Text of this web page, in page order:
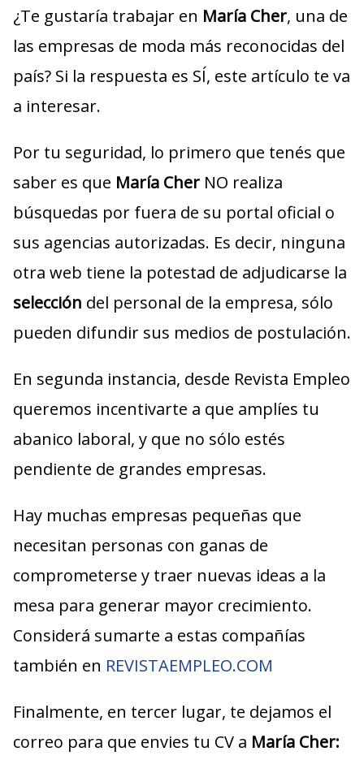
¿Te gustaría trabajar en María Cher, una de
las empresas de moda más reconocidas del
país? Si la respuesta es SÍ, este artículo te va
a interesar.
Por tu seguridad, lo primero que tenés que
saber es que María Cher NO realiza
búsquedas por fuera de su portal oficial o
sus agencias autorizadas. Es decir, ninguna
otra web tiene la potestad de adjudicarse la
selección del personal de la empresa, sólo
pueden difundir sus medios de postulación.
En segunda instancia, desde Revista Empleo
queremos incentivarte a que amplíes tu
abanico laboral, y que no sólo estés
pendiente de grandes empresas.
Hay muchas empresas pequeñas que
necesitan personas con ganas de
comprometerse y traer nuevas ideas a la
mesa para generar mayor crecimiento.
Considerá sumarte a estas compañías
también en REVISTAEMPLEO.COM
Finalmente, en tercer lugar, te dejamos el
correo para que envies tu CV a María Cher: